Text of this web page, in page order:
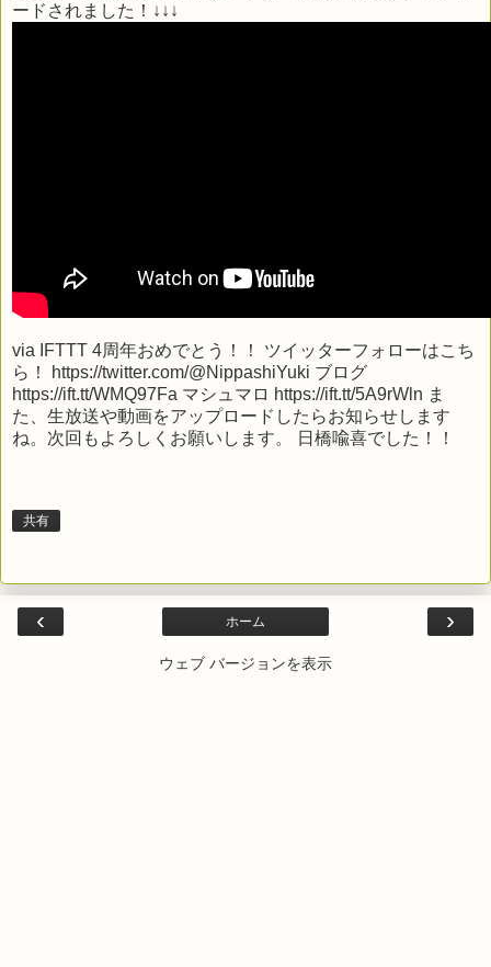
ードされました！↓↓↓
via IFTTT 4周年おめでとう！！ ツイッターフォローはこち
ら！ https://twitter.com/@NippashiYuki ブログ
https://ift.tt/WMQ97Fa マシュマロ https://ift.tt/5A9rWln ま
た、生放送や動画をアップロードしたらお知らせします
ね。次回もよろしくお願いします。 日橋喩喜でした！！
共有
‹ ›
ホーム
ウェブ バージョンを表示